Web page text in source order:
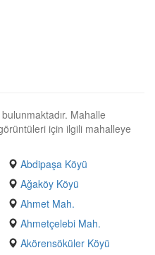
Mahalle
için ilgili mahalleye
Abdipaşa Köyü
Ağaköy Köyü
Ahmet Mah.
Ahmetçelebi Mah.
Akörensöküler Köyü